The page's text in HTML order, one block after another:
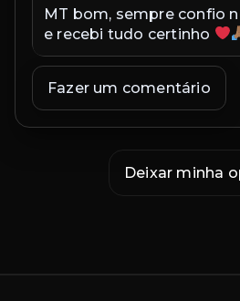
MT bom, sempre confio
e recebi tudo certinho
Fazer um comentário
Deixar minha